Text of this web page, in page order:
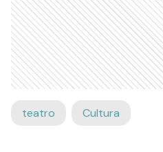
teatro Cultura